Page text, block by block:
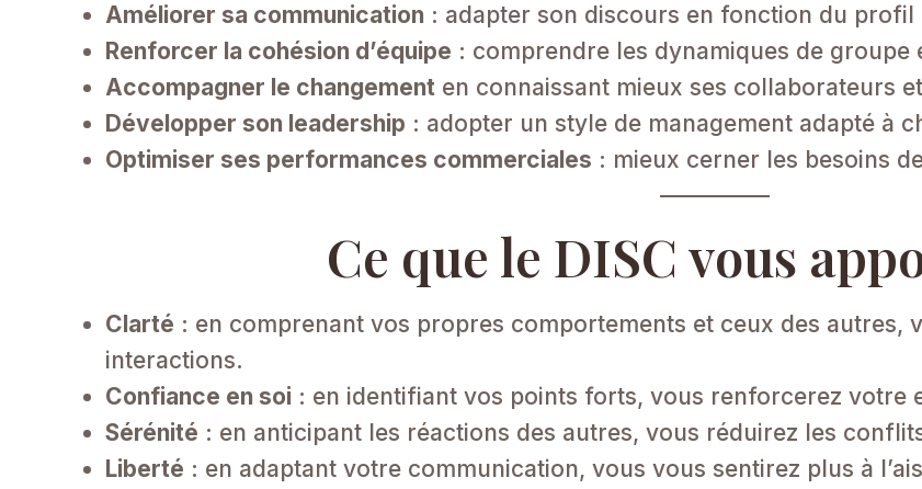
Améliorer sa communication : adapter son discours en fonction du
Renforcer la cohésion d’équipe : comprendre les dynamiques de
Accompagner le changement en connaissant mieux ses collaborateurs
Développer son leadership : adopter un style de management adapté à
Optimiser ses performances commerciales : mieux cerner les besoins
Ce que le DISC vous
Clarté : en comprenant vos propres comportements et ceux des autres,
interactions.​
Confiance en soi : en identifiant vos points forts, vous renforcerez votre
Sérénité : en anticipant les réactions des autres, vous réduirez les
Liberté : en adaptant votre communication, vous vous sentirez plus à